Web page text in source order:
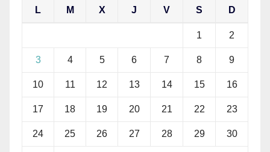
L M X J V S D
1 2
3 4 5 6 7 8 9
10 11 12 13 14 15 16
17 18 19 20 21 22 23
24 25 26 27 28 29 30